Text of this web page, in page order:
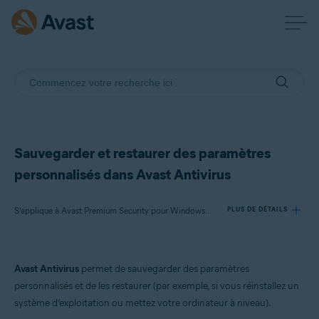
Sauvegarder et restaurer des paramètres
personnalisés dans Avast Antivirus
S’applique à Avast Premium Security pour Windows, Avast Antivirus Gratuit pour Windows PLUS DE DÉTAILS
Produits:
Avast Premium Security 22.x pour Windows
Avast Antivirus permet de sauvegarder des paramètres
personnalisés et de les restaurer (par exemple, si vous réinstallez un
système d’exploitation ou mettez votre ordinateur à niveau).